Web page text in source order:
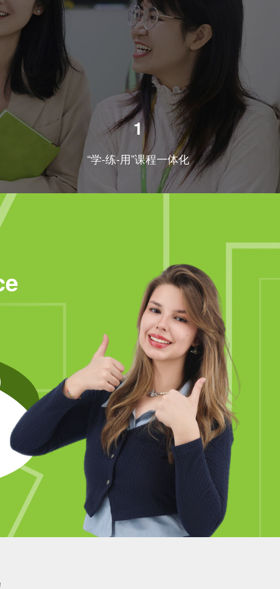
1
“学-练-用”课程一体化